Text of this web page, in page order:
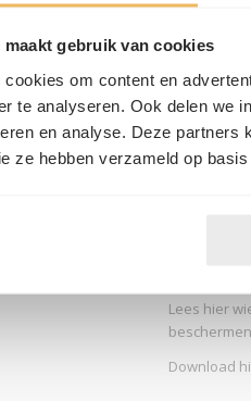
maakt gebruik van cookies
cookies om content en
te analyseren. Ook delen we
en analyse. Deze partners
ze hebben verzameld op
CONTACT
Veemarkt
Lees hier
beschermen
Download